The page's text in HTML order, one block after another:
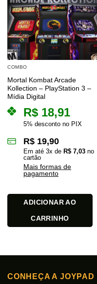
COMBO
Mortal Kombat Arcade
Kollection – PlayStation 3 –
Mídia Digital
R$ 18,91
5% desconto no PIX
R$ 19,90
Em até 3x de R$ 7,03 no
cartão
Mais formas de
pagamento
ADICIONAR AO
CARRINHO
CONHEÇA A JOYPAD